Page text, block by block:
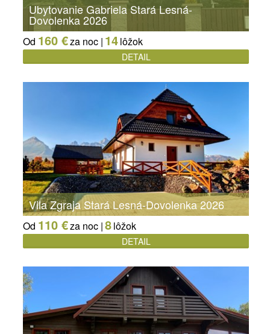
Ubytovanie Gabriela Stará Lesná-
Dovolenka 2026
Od 160 €za noc | 14lôžok
DETAIL
Vila Zgraja Stará Lesná-Dovolenka 2026
Od 110 €za noc |8lôžok
DETAIL